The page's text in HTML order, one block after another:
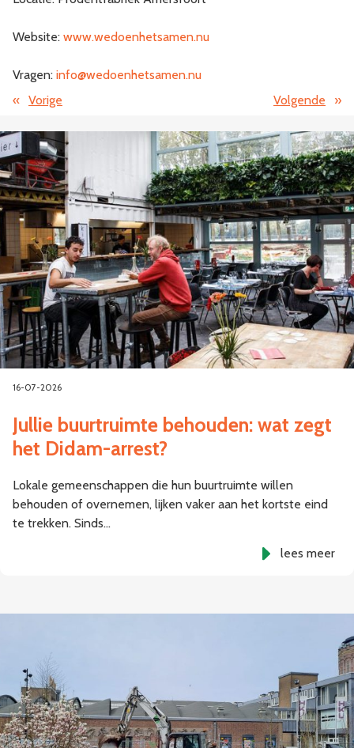
Website: www.wedoenhetsamen.nu
Vragen: info@wedoenhetsamen.nu
« Vorige Volgende »
16-07-2026
Jullie buurtruimte behouden: wat zegt
het Didam-arrest?
Lokale gemeenschappen die hun buurtruimte willen
behouden of overnemen, lijken vaker aan het kortste eind
te trekken. Sinds…
lees meer